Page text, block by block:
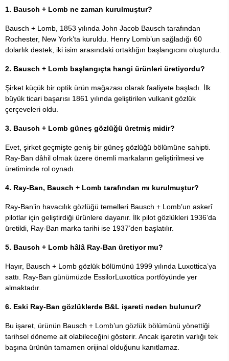
1. Bausch + Lomb ne zaman kurulmuştur?
Bausch + Lomb, 1853 yılında John Jacob Bausch tarafından
Rochester, New York’ta kuruldu. Henry Lomb’un sağladığı 60
dolarlık destek, iki isim arasındaki ortaklığın başlangıcını oluşturdu.
2. Bausch + Lomb başlangıçta hangi ürünleri üretiyordu?
Şirket küçük bir optik ürün mağazası olarak faaliyete başladı. İlk
büyük ticari başarısı 1861 yılında geliştirilen vulkanit gözlük
çerçeveleri oldu.
3. Bausch + Lomb güneş gözlüğü üretmiş midir?
Evet, şirket geçmişte geniş bir güneş gözlüğü bölümüne sahipti.
Ray-Ban dâhil olmak üzere önemli markaların geliştirilmesi ve
üretiminde rol oynadı.
4. Ray-Ban, Bausch + Lomb tarafından mı kurulmuştur?
Ray-Ban’in havacılık gözlüğü temelleri Bausch + Lomb’un askerî
pilotlar için geliştirdiği ürünlere dayanır. İlk pilot gözlükleri 1936’da
üretildi, Ray-Ban marka tarihi ise 1937’den başlatılır.
5. Bausch + Lomb hâlâ Ray-Ban üretiyor mu?
Hayır, Bausch + Lomb gözlük bölümünü 1999 yılında Luxottica’ya
sattı. Ray-Ban günümüzde EssilorLuxottica portföyünde yer
almaktadır.
6. Eski Ray-Ban gözlüklerde B&L işareti neden bulunur?
Bu işaret, ürünün Bausch + Lomb’un gözlük bölümünü yönettiği
tarihsel döneme ait olabileceğini gösterir. Ancak işaretin varlığı tek
başına ürünün tamamen orijinal olduğunu kanıtlamaz.